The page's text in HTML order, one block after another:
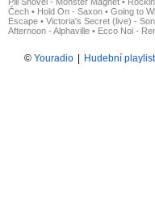
Čech • Hold On - Saxon • Going to
Escape • Victoria's Secret (live) -
Afternoon - Alphaville • Ecco Noi -
© Youradio Hudební